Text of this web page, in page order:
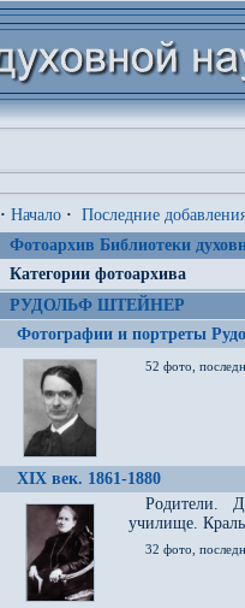
· Начало · Последние
Фотоархив Библиотеки
Категории фотоархива
РУДОЛЬФ ШТЕЙНЕР
Фотографии и портреты
52 фото,
XIX век. 1861-1880
Родители.
училище.
32 фото,